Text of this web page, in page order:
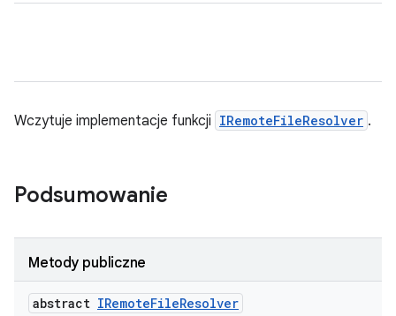
Wczytuje implementacje funkcji IRemoteFileResolver .
Podsumowanie
Metody publiczne
abstract IRemoteFileResolver